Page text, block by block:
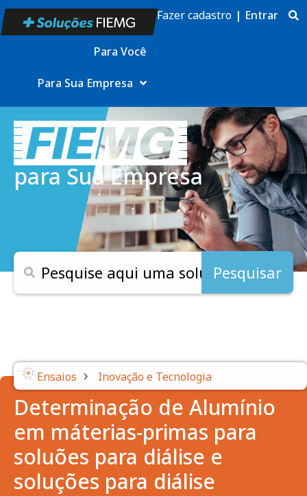
Para Você
Para Sua Empresa
Fazer cadastro | Entrar
para Sua Empresa
Pesquisar
Ensaios › Inovação e Tecnologia
Determinação de Alumínio
em máterias-primas para
soluões para diálise e
soluções para diálise